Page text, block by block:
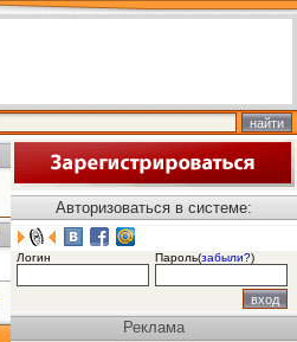
Авторизоваться в системе:
Логин Пароль(забыли?)
Реклама